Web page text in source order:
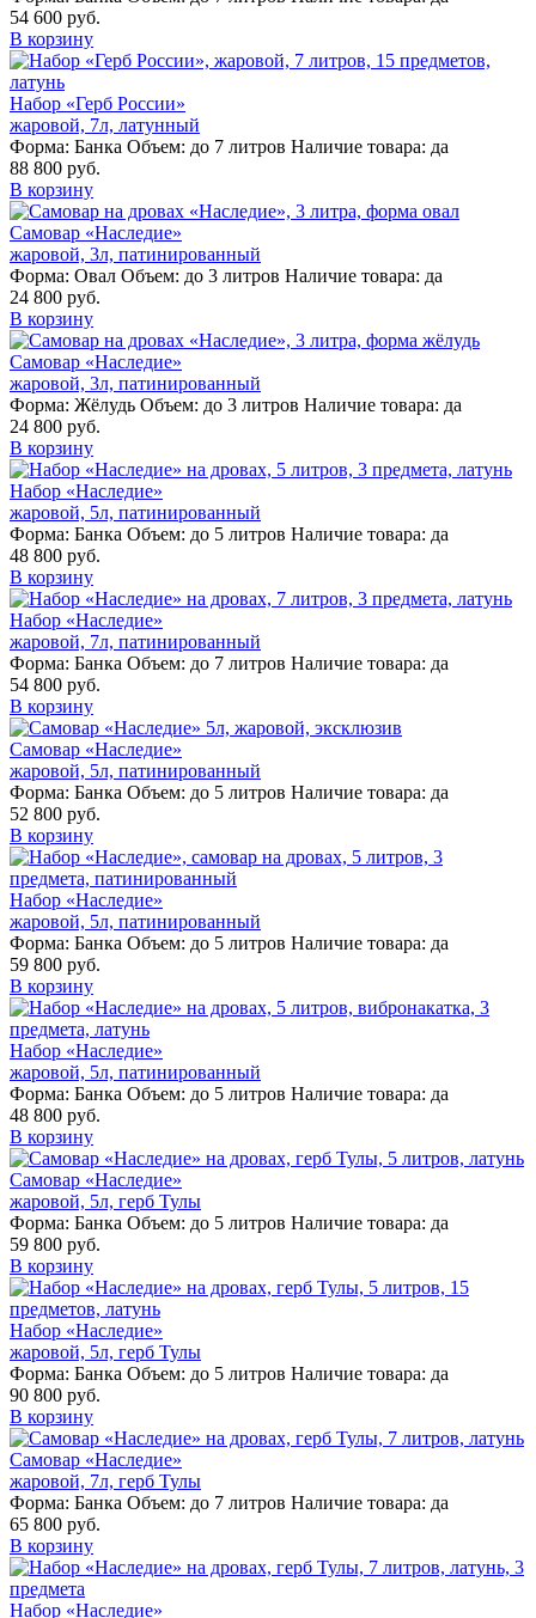
54 600 руб.
В корзину
Набор «Герб России»
жаровой, 7л, латунный
Форма: Банка Объем: до 7 литров Наличие товара: да
88 800 руб.
В корзину
Самовар «Наследие»
жаровой, 3л, патинированный
Форма: Овал Объем: до 3 литров Наличие товара: да
24 800 руб.
В корзину
Самовар «Наследие»
жаровой, 3л, патинированный
Форма: Жёлудь Объем: до 3 литров Наличие товара: да
24 800 руб.
В корзину
Набор «Наследие»
жаровой, 5л, патинированный
Форма: Банка Объем: до 5 литров Наличие товара: да
48 800 руб.
В корзину
Набор «Наследие»
жаровой, 7л, патинированный
Форма: Банка Объем: до 7 литров Наличие товара: да
54 800 руб.
В корзину
Самовар «Наследие»
жаровой, 5л, патинированный
Форма: Банка Объем: до 5 литров Наличие товара: да
52 800 руб.
В корзину
Набор «Наследие»
жаровой, 5л, патинированный
Форма: Банка Объем: до 5 литров Наличие товара: да
59 800 руб.
В корзину
Набор «Наследие»
жаровой, 5л, патинированный
Форма: Банка Объем: до 5 литров Наличие товара: да
48 800 руб.
В корзину
Самовар «Наследие»
жаровой, 5л, герб Тулы
Форма: Банка Объем: до 5 литров Наличие товара: да
59 800 руб.
В корзину
Набор «Наследие»
жаровой, 5л, герб Тулы
Форма: Банка Объем: до 5 литров Наличие товара: да
90 800 руб.
В корзину
Самовар «Наследие»
жаровой, 7л, герб Тулы
Форма: Банка Объем: до 7 литров Наличие товара: да
65 800 руб.
В корзину
Набор «Наследие»